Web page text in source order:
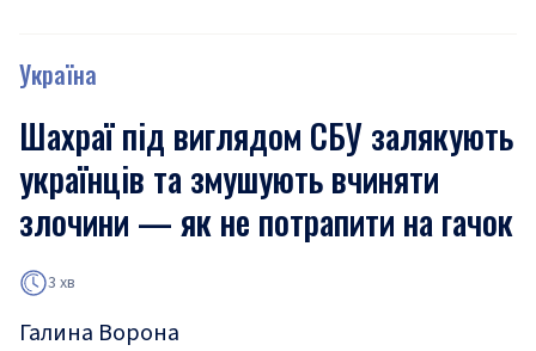
Україна
Шахраї під виглядом СБУ залякують
українців та змушують вчиняти
злочини — як не потрапити на гачок
3 хв
Галина Ворона